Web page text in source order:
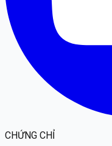
CHỨNG CHỈ